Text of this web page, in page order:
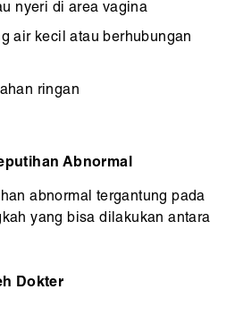
nyeri di area vagina
air kecil atau berhubungan
ringan
Abnormal
abnormal tergantung pada
yang bisa dilakukan antara
Dokter